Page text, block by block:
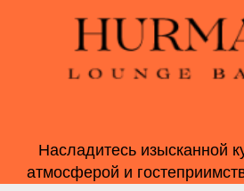
Насладитесь изысканной
атмосферой и